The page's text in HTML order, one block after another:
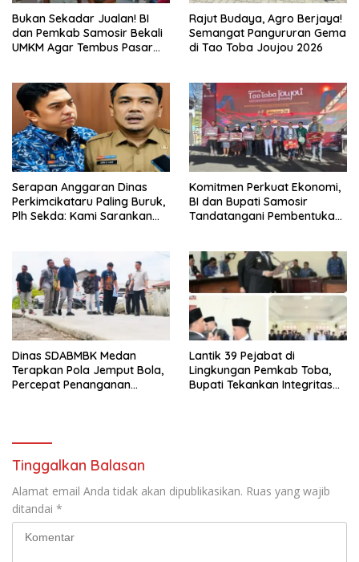
Bukan Sekadar Jualan! BI
dan Pemkab Samosir Bekali
UMKM Agar Tembus Pasar
Rajut Budaya, Agro Berjaya!
Semangat Pangururan Gema
di Tao Toba Joujou 2026
Serapan Anggaran Dinas
Perkimcikataru Paling Buruk,
Plh Sekda: Kami Sarankan
Komitmen Perkuat Ekonomi,
BI dan Bupati Samosir
Tandatangani Pembentukan
Dinas SDABMBK Medan
Terapkan Pola Jemput Bola,
Percepat Penanganan
Lantik 39 Pejabat di
Lingkungan Pemkab Toba,
Bupati Tekankan Integritas
Tinggalkan Balasan
Alamat email Anda tidak akan dipublikasikan. Ruas yang wajib
ditandai *